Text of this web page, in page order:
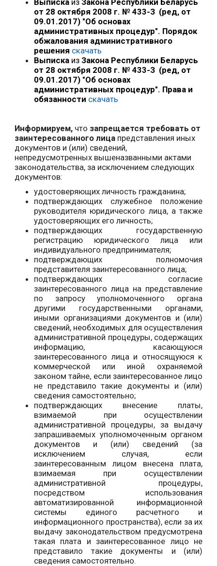
Выписка из Закона Республики Беларусь
от 28 октября 2008 г. № 433-З (ред, от
09.01.2017) "Об основах
административных процедур". Порядок
обжалования административного
решения скачать
Выписка из Закона Республики Беларусь
от 28 октября 2008 г. № 433-З (ред, от
09.01.2017) "Об основах
административных процедур". Права и
обязанности скачать
Информируем, что запрещается требовать от
заинтересованного лица представления иных
документов и (или) сведений,
непредусмотренных вышеназванными актами
законодательства, за исключением следующих
документов:
удостоверяющих личность гражданина;
подтверждающих служебное положение
руководителя юридического лица, а также
удостоверяющих его личность;
подтверждающих государственную
регистрацию юридического лица или
индивидуального предпринимателя;
подтверждающих полномочия
представителя заинтересованного лица;
подтверждающих согласие
заинтересованного лица на представление
по запросу уполномоченного органа
другими государственными органами,
иными организациями документов и (или)
сведений, необходимых для осуществления
административной процедуры, содержащих
информацию, касающуюся
заинтересованного лица и относящуюся к
коммерческой или иной охраняемой
законом тайне, если заинтересованное лицо
не представило такие документы и (или)
сведения самостоятельно;
подтверждающих внесение платы,
взимаемой при осуществлении
административной процедуры, за выдачу
запрашиваемых уполномоченным органом
документов и (или) сведений (за
исключением случая, если
заинтересованным лицом внесена плата,
взимаемая при осуществлении
административной процедуры,
посредством использования
автоматизированной информационной
системы единого расчетного и
информационного пространства), если за их
выдачу законодательством предусмотрена
такая плата и заинтересованное лицо не
представило такие документы и (или)
сведения самостоятельно.